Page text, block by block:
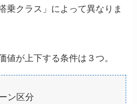
乗クラス」によって異なりま
値が上下する条件は３つ。
ン区分